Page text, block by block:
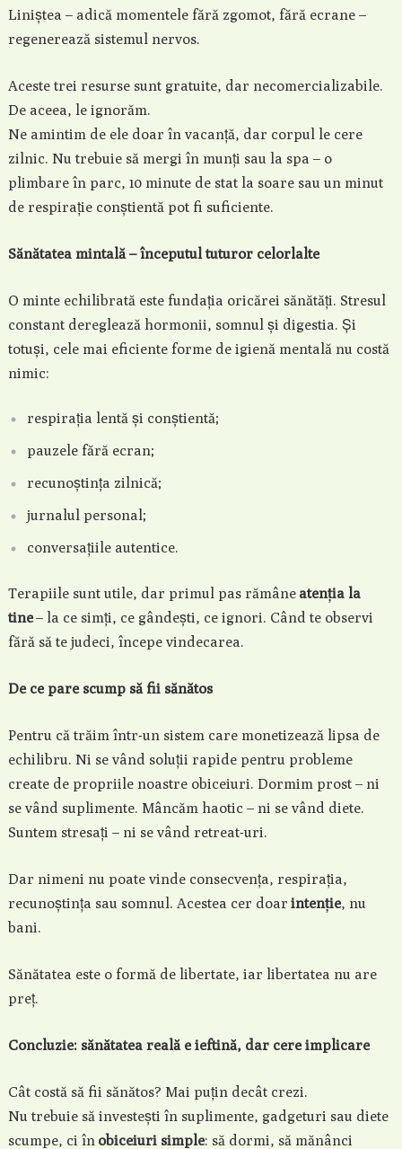
Liniștea – adică momentele fără zgomot, fără ecrane –
regenerează sistemul nervos.
Aceste trei resurse sunt gratuite, dar necomercializabile.
De aceea, le ignorăm.
Ne amintim de ele doar în vacanță, dar corpul le cere
zilnic. Nu trebuie să mergi în munți sau la spa – o
plimbare în parc, 10 minute de stat la soare sau un minut
de respirație conștientă pot fi suficiente.
Sănătatea mintală – începutul tuturor celorlalte
O minte echilibrată este fundația oricărei sănătăți. Stresul
constant dereglează hormonii, somnul și digestia. Și
totuși, cele mai eficiente forme de igienă mentală nu costă
nimic:
respirația lentă și conștientă;
pauzele fără ecran;
recunoștința zilnică;
jurnalul personal;
conversațiile autentice.
Terapiile sunt utile, dar primul pas rămâne atenția la
tine– la ce simți, ce gândești, ce ignori. Când te observi
fără să te judeci, începe vindecarea.
De ce pare scump să fii sănătos
Pentru că trăim într-un sistem care monetizează lipsa de
echilibru. Ni se vând soluții rapide pentru probleme
create de propriile noastre obiceiuri. Dormim prost – ni
se vând suplimente. Mâncăm haotic – ni se vând diete.
Suntem stresați – ni se vând retreat-uri.
Dar nimeni nu poate vinde consecvența, respirația,
recunoștința sau somnul. Acestea cer doar intenție, nu
bani.
Sănătatea este o formă de libertate, iar libertatea nu are
preț.
Concluzie: sănătatea reală e ieftină, dar cere implicare
Cât costă să fii sănătos? Mai puțin decât crezi.
Nu trebuie să investești în suplimente, gadgeturi sau diete
scumpe, ci în obiceiuri simple: să dormi, să mănânci